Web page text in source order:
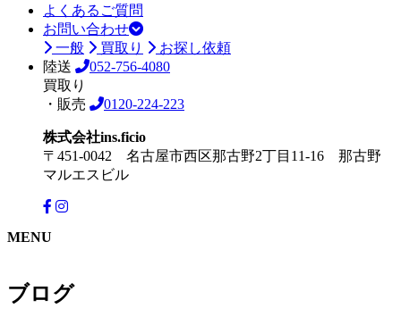
よくあるご質問
お問い合わせ
一般
買取り
お探し依頼
陸送
052-756-4080
買取り
・販売
0120-224-223
株式会社ins.ficio
〒451-0042 名古屋市西区那古野2丁目11-16 那古野
マルエスビル
MENU
ブログ